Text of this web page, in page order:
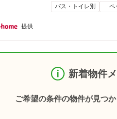
バス・トイレ別 ペ
提供
新着物件
ご希望の条件の物件が見つ